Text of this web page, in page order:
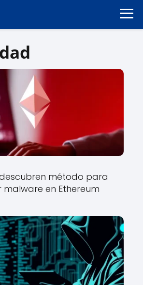
método para
en Ethereum